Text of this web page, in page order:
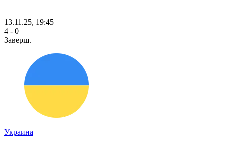
13.11.25, 19:45
4 - 0
Заверш.
Украина